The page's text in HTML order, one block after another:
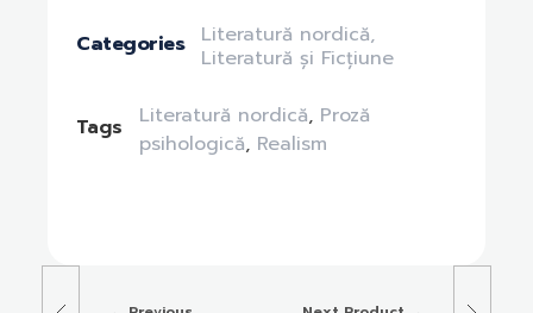
Categories Literatură nordică,
Literatură și Ficțiune
Tags Literatură nordică, Proză
psihologică, Realism